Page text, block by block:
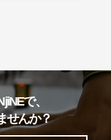
で、
せんか？